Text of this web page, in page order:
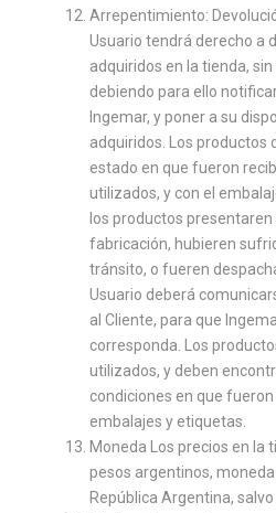
Arrepentimiento:
Usuario tendrá derecho a
adquiridos en la tienda,
debiendo para ello
Ingemar, y poner a su
adquiridos. Los productos
estado en que fueron
utilizados, y con el
los productos
fabricación, hubieren
tránsito, o fueren
Usuario deberá
al Cliente, para que
corresponda. Los
utilizados, y deben
condiciones en que
embalajes y etiquetas.
Moneda Los precios en la
pesos argentinos,
República Argentina,